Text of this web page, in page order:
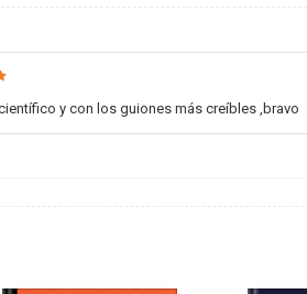
y con los guiones más creíbles ,bravo